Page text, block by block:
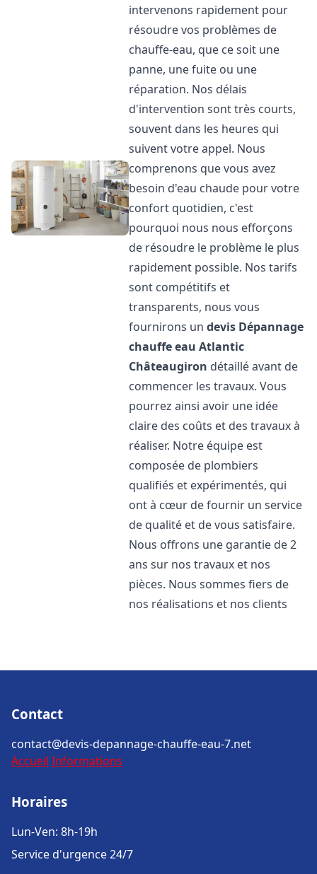
intervenons rapidement pour
résoudre vos problèmes de
chauffe-eau, que ce soit une
panne, une fuite ou une
réparation. Nos délais
d'intervention sont très courts,
souvent dans les heures qui
suivent votre appel. Nous
comprenons que vous avez
besoin d'eau chaude pour votre
confort quotidien, c'est
pourquoi nous nous efforçons
de résoudre le problème le plus
rapidement possible. Nos tarifs
sont compétitifs et
transparents, nous vous
fournirons undevis Dépannage
chauffe eau Atlantic
Châteaugiron détaillé avant de
commencer les travaux. Vous
pourrez ainsi avoir une idée
claire des coûts et des travaux à
réaliser. Notre équipe est
composée de plombiers
qualifiés et expérimentés, qui
ont à cœur de fournir un service
de qualité et de vous satisfaire.
Nous offrons une garantie de 2
ans sur nos travaux et nos
pièces. Nous sommes fiers de
nos réalisations et nos clients
Contact
contact@devis-depannage-chauffe-eau-7.net
Accueil Informations
Horaires
Lun-Ven: 8h-19h
Service d'urgence 24/7